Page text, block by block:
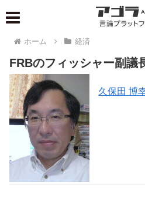
ホーム 経済
FRBのフィッシャー副議
久保田 博